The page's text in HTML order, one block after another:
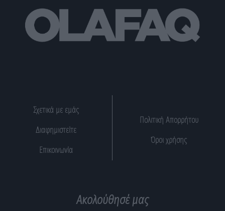
Σχετικά με εμάς
Διαφημιστείτε
Επικοινωνία
Πολιτική Απορρήτου
Όροι χρήσης
Ακολούθησέ μας